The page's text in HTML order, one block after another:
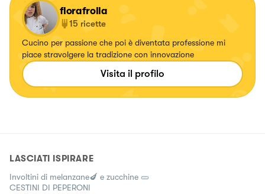
florafrolla
15 ricette
Cucino per passione che poi è diventata professione mi
piace stravolgere la tradizione con innovazione
Visita il profilo
LASCIATI ISPIRARE
Involtini di melanzane🍆 e zucchine 🥒
CESTINI DI PEPERONI